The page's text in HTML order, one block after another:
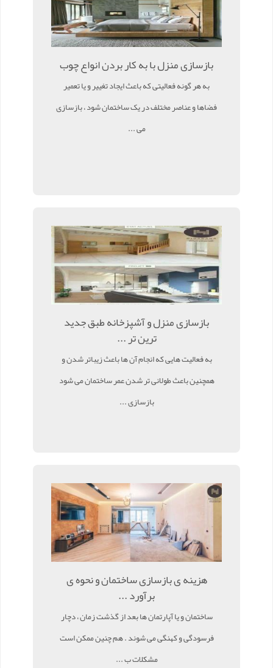
بازسازی منزل با به کار بردن انواع چوب
به هر گونه فعالیتی که باعث ایجاد تغییر و یا تعمیر
فضاها و عناصر مختلف در یک ساختمان شود ، بازسازی
می ...
بازسازی منزل و آشپزخانه طبق جدید
ترین تر ...
به فعالیت هایی که انجام آن ها باعث زیباتر شدن و
همچنین باعث طولانی تر شدن عمر ساختمان می شود
بازسازی ...
هزینه ی بازسازی ساختمان و نحوه ی
برآورد ...
ساختمان و یا آپارتمان ها بعد از گذشت زمان ، دچار
فرسودگی و کهنگی می شوند . هم چنین ممکن است
مشکلات ب ...